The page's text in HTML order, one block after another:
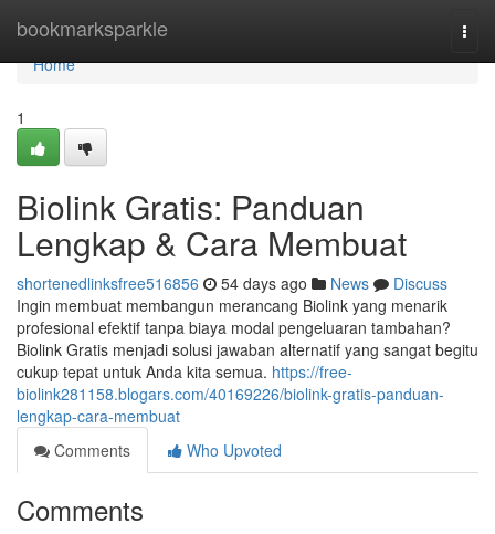
bookmarksparkle
Home
Home
1
Biolink Gratis: Panduan
Lengkap & Cara Membuat
shortenedlinksfree516856 54 days ago News
Discuss
Ingin membuat membangun merancang Biolink yang menarik
profesional efektif tanpa biaya modal pengeluaran tambahan?
Biolink Gratis menjadi solusi jawaban alternatif yang sangat begitu
cukup tepat untuk Anda kita semua. https://free-
biolink281158.blogars.com/40169226/biolink-gratis-panduan-
lengkap-cara-membuat
Comments
Who Upvoted
Comments